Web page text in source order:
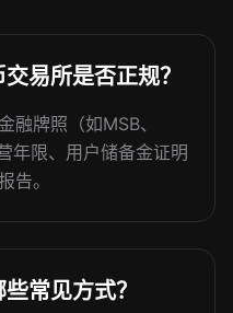
易所是否正规？
融牌照（如MSB、
年限、用户储备金证明
告。
常见方式？